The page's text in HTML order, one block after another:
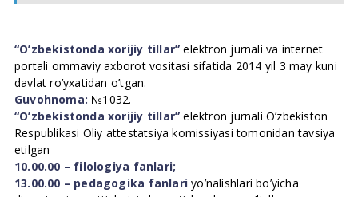
“O’zbekistonda xorijiy tillar” elektron jurnali va internet
portali ommaviy axborot vositasi sifatida 2014 yil 3 may kuni
davlat ro’yxatidan o’tgan.
Guvohnoma: №1032.
“O’zbekistonda xorijiy tillar” elektron jurnali O’zbekiston
Respublikasi Oliy attestatsiya komissiyasi tomonidan tavsiya
etilgan
10.00.00 – filologiya fanlari;
13.00.00 – pedagogika fanlari yo’nalishlari bo’yicha